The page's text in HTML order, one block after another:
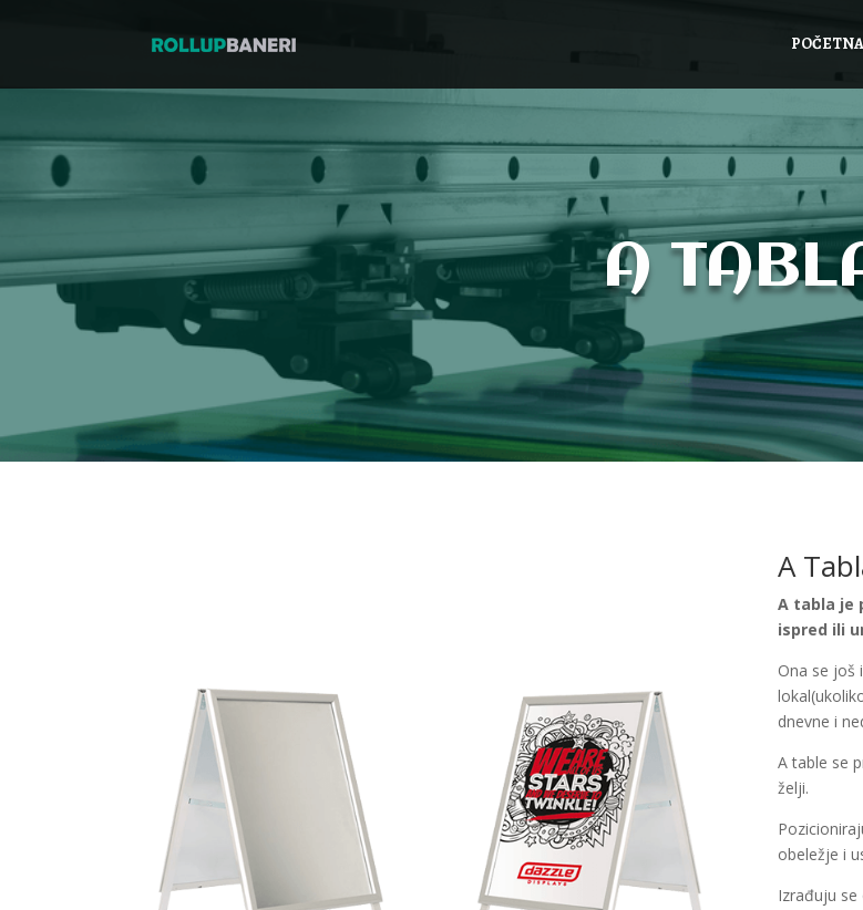
POČETNA
A
A
A tabla je
ispred ili
Ona se još
dnevne i
A table se
želji.
obeležje i
Izrađuju